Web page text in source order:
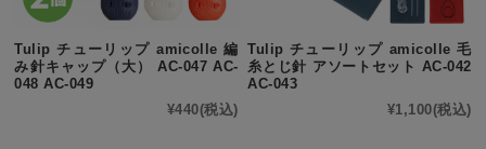
Tulip チューリップ amicolle 編
み針キャップ（大） AC-047 AC-
048 AC-049
¥440(税込)
Tulip チューリップ amicolle 毛
糸とじ針 アソートセット AC-042
AC-043
¥1,100(税込)